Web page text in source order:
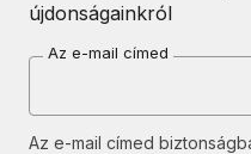
újdonságainkról
Az e-mail címed
Az e-mail címed